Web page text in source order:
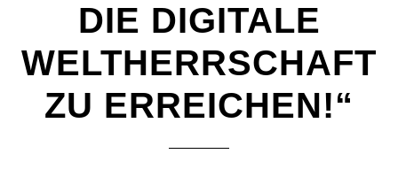
DIE DIGITALE
WELTHERRSCHAFT
ZU ERREICHEN!“